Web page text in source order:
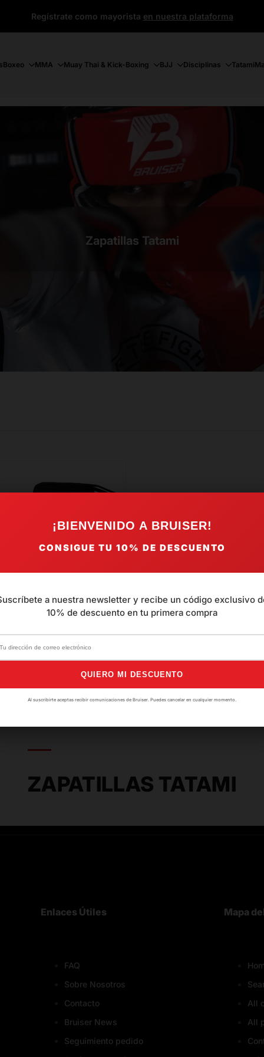
¡BIENVENIDO A BRUISER!
CONSIGUE TU 10% DE DESCUENTO
a nuestra newsletter y recibe un código exclusivo
10% de descuento en tu primera compra
QUIERO MI DESCUENTO
Al suscribirte aceptas recibir comunicaciones de Bruiser. Puedes cancelar en cualquier momento.
Regístrate como mayorista en nuestra plataforma
Boxeo MMA Muay Thai & Kick-Boxing BJJ Disciplinas Tatami
Zapatillas Tatami
TAEKWONDO
ZAPATILLAS TATAMI
Enlaces Útiles
FAQ
Sobre Nosotros
Contacto
Bruiser News
Seguimiento pedido
Mapa
All
All